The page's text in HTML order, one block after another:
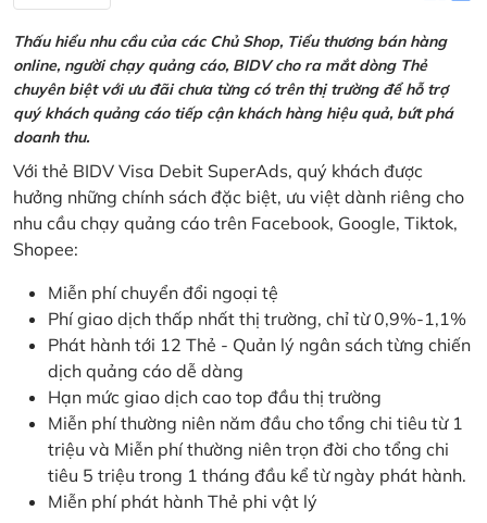
Thấu hiểu nhu cầu của các Chủ Shop, Tiểu thương bán hàng
online, người chạy quảng cáo, BIDV cho ra mắt dòng Thẻ
chuyên biệt với ưu đãi chưa từng có trên thị trường để hỗ trợ
quý khách quảng cáo tiếp cận khách hàng hiệu quả, bứt phá
doanh thu.
Với thẻ BIDV Visa Debit SuperAds, quý khách được
hưởng những chính sách đặc biệt, ưu việt dành riêng cho
nhu cầu chạy quảng cáo trên Facebook, Google, Tiktok,
Shopee:
Miễn phí chuyển đổi ngoại tệ
Phí giao dịch thấp nhất thị trường, chỉ từ 0,9%-1,1%
Phát hành tới 12 Thẻ - Quản lý ngân sách từng chiến
dịch quảng cáo dễ dàng
Hạn mức giao dịch cao top đầu thị trường
Miễn phí thường niên năm đầu cho tổng chi tiêu từ 1
triệu và Miễn phí thường niên trọn đời cho tổng chi
tiêu 5 triệu trong 1 tháng đầu kể từ ngày phát hành.
Miễn phí phát hành Thẻ phi vật lý